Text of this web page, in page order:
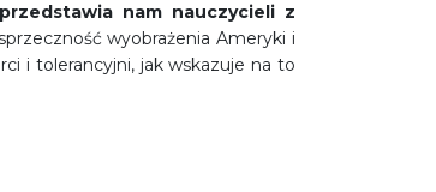
nam nauczycieli z
wyobrażenia Ameryki i
i tolerancyjni, jak wskazuje na to